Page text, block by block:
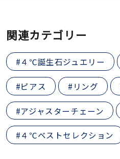
関連カテゴリー
#４℃誕生石ジュエリー
#ピアス #リング
#アジャスターチェーン
#４℃ベストセレクション